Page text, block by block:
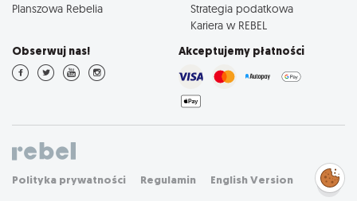
Planszowa Rebelia
Strategia podatkowa
Kariera w REBEL
Obserwuj nas! Akceptujemy płatności
Polityka prywatności Regulamin English Version
Zarządzaj
preferencjami
cookies